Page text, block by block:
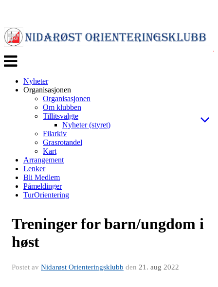
Veksle
navigasjon
Nyheter
Organisasjonen
Organisasjonen
Om klubben
Tillitsvalgte
Nyheter (styret)
Filarkiv
Grasrotandel
Kart
Arrangement
Lenker
Bli Medlem
Påmeldinger
TurOrientering
Treninger for barn/ungdom i
høst
Postet av Nidarøst Orienteringsklubb den 21. aug 2022